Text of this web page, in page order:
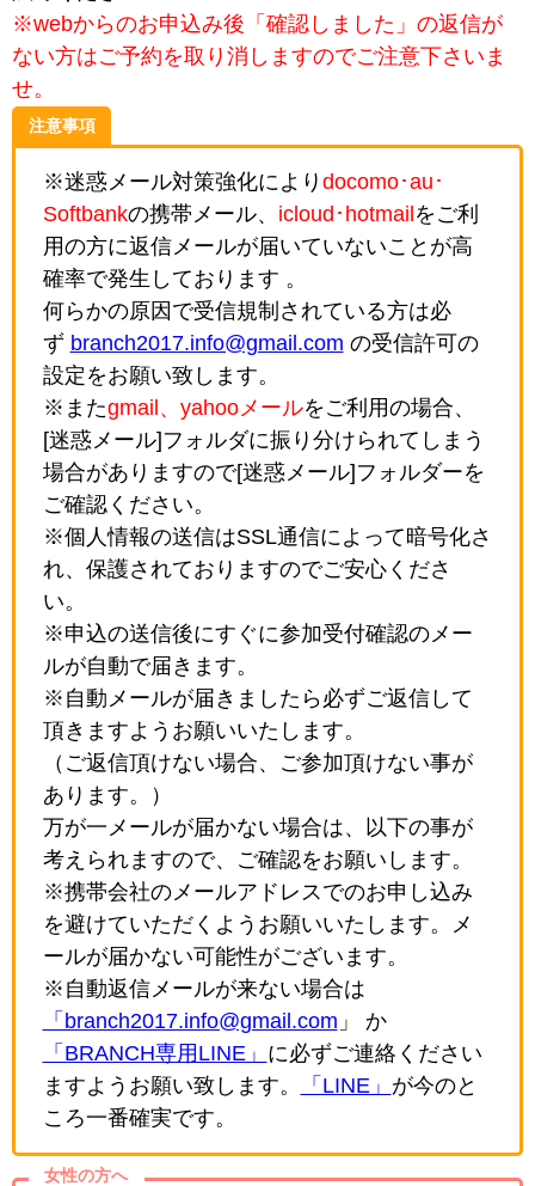
※webからのお申込み後「確認しました」の返信が
ない方はご予約を取り消しますのでご注意下さいま
せ。
注意事項
※迷惑メール対策強化により docomo･au･
Softbankの携帯メール、 icloud･hotmail をご利
用の方に返信メールが届いていないことが高
確率で発生しております 。
何らかの原因で受信規制されている方は必
ず branch2017.info@gmail.com の受信許可の
設定をお願い致します。
※またgmail、yahooメールをご利用の場合、
[迷惑メール]フォルダに振り分けられてしまう
場合がありますので[迷惑メール]フォルダーを
ご確認ください。
※個人情報の送信はSSL通信によって暗号化さ
れ、保護されておりますのでご安心くださ
い。
※申込の送信後にすぐに参加受付確認のメー
ルが自動で届きます。
※自動メールが届きましたら必ずご返信して
頂きますようお願いいたします。
（ご返信頂けない場合、ご参加頂けない事が
あります。）
万が一メールが届かない場合は、以下の事が
考えられますので、ご確認をお願いします。
※携帯会社のメールアドレスでのお申し込み
を避けていただくようお願いいたします。メ
ールが届かない可能性がございます。
※自動返信メールが来ない場合は
「branch2017.info@gmail.com 」 か
「BRANCH専用LINE」 に必ずご連絡ください
ますようお願い致します。
「LINE」 が今のと
ころ一番確実です。
女性の方へ